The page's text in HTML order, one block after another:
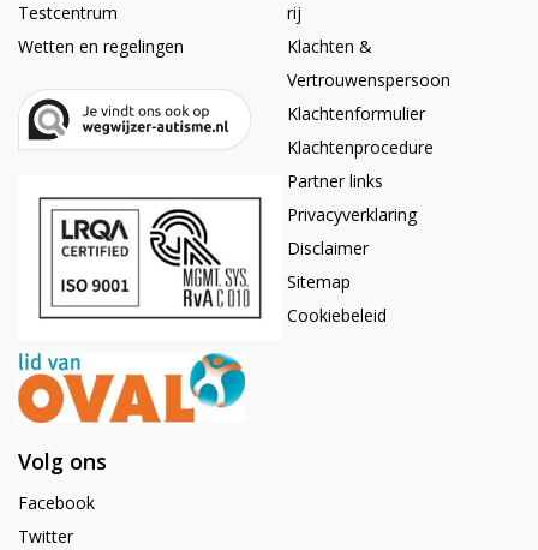
Testcentrum
Wetten en regelingen
rij
Klachten &
Vertrouwenspersoon
Klachtenformulier
Klachtenprocedure
Partner links
Privacyverklaring
Disclaimer
Sitemap
Cookiebeleid
Volg ons
Facebook
Twitter